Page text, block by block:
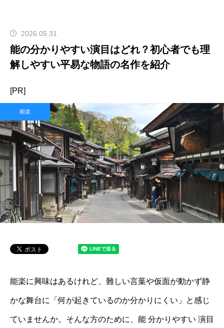
2026.05.31
能の分かりやすい演目はどれ？初心者でも理
解しやすい平易な物語の名作を紹介
[PR]
能楽
能楽に興味はあるけれど、難しい言葉や仮面が動かず静
かな舞台に「何が起きているのか分かりにくい」と感じ
ていませんか。そんな方のために、能 分かりやすい 演目